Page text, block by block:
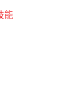
能